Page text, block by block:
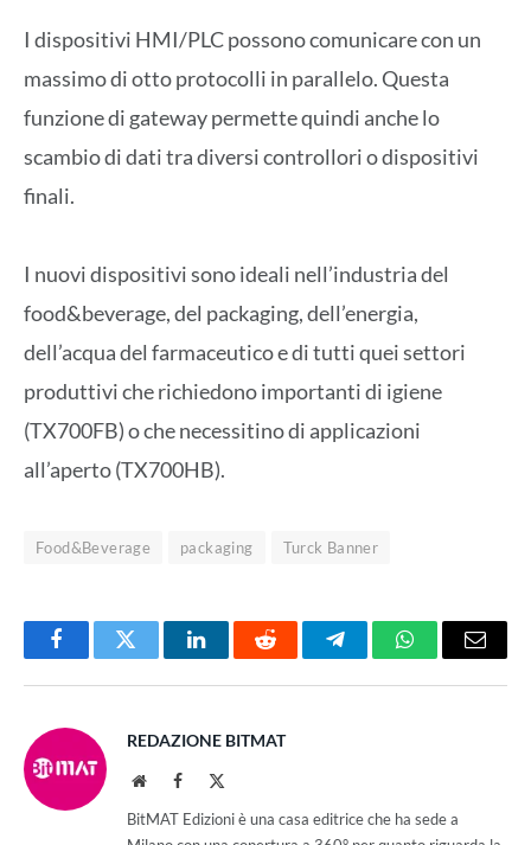
I dispositivi HMI/PLC possono comunicare con un
massimo di otto protocolli in parallelo. Questa
funzione di gateway permette quindi anche lo
scambio di dati tra diversi controllori o dispositivi
finali.
I nuovi dispositivi sono ideali nell’industria del
food&beverage, del packaging, dell’energia,
dell’acqua del farmaceutico e di tutti quei settori
produttivi che richiedono importanti di igiene
(TX700FB) o che necessitino di applicazioni
all’aperto (TX700HB).
Food&Beverage packaging Turck Banner
FacebookTwitter LinkedInReddit TelegramWhatsAppEmail
REDAZIONE BITMAT
WebsiteFacebook
BitMAT Edizioni è una casa editrice che ha sede a